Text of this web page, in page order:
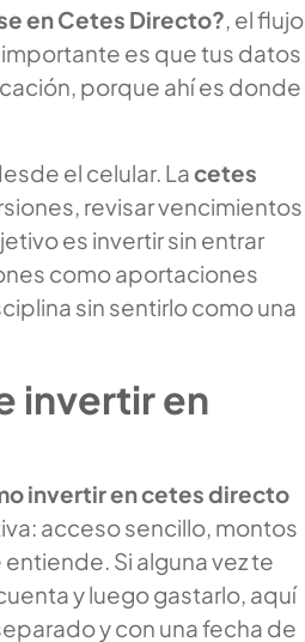
en Cetes Directo?, el flujo
es que tus datos
porque ahí es donde
el celular. Lacetes
revisar vencimientos
es invertir sin entrar
como aportaciones
sin sentirlo como una
invertir en
invertir en cetes directo
acceso sencillo, montos
Si alguna vez te
y luego gastarlo, aquí
y con una fecha de